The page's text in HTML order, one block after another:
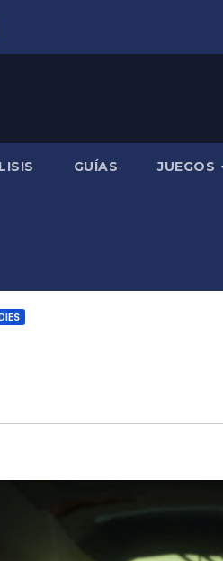
GUÍAS JUEGOS